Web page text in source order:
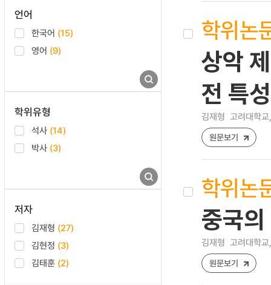
언어
한국어 (15)
영어 (9)
학위유형
석사 (14)
박사 (3)
저자
김재형 (27)
김현정 (3)
김태훈 (2)
학위논
상악
전 특성
김재형 고려대학
원문보기
학위논
중국
김재형 고려대학
원문보기